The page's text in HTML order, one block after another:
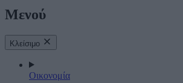
Μενού
Κλείσιμο
Οικονομία